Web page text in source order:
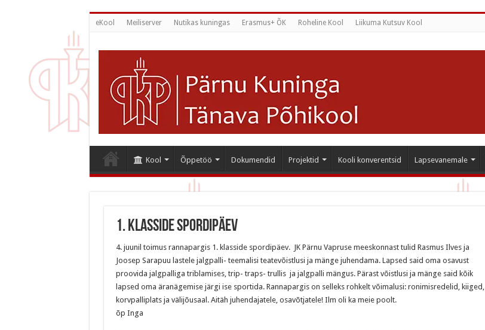
eKool Meiliserver Nutikas kuningas Erasmus+ ÕK Roheline Kool Liikuma Kutsuv Kool
Kool Õppetöö Dokumendid Projektid Kooli konverentsid Lapsevanemale
1. klasside spordipäev
4. juunil toimus rannapargis 1. klasside spordipäev. JK Pärnu Vapruse meeskonnast tulid Rasmus Ilves ja
Joosep Sarapuu lastele jalgpalli- teemalisi teatevõistlusi ja mänge juhendama. Lapsed said oma osavust
proovida jalgpalliga triblamises, trip- traps- trullis ja jalgpalli mängus. Pärast võistlusi ja mänge said kõik
lapsed oma äranägemise järgi ise sportida. Rannapargis on selleks rohkelt võimalusi: ronimisredelid, kiiged,
korvpalliplats ja välijõusaal. Aitäh juhendajatele, osavõtjatele! Ilm oli ka meie poolt.
õp Inga